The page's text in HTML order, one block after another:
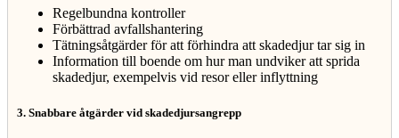
Regelbundna kontroller
Förbättrad avfallshantering
Tätningsåtgärder för att förhindra att skadedjur tar sig in
Information till boende om hur man undviker att sprida
skadedjur, exempelvis vid resor eller inflyttning
3. Snabbare åtgärder vid skadedjursangrepp